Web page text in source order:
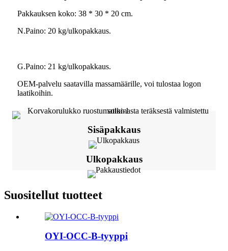
Pakkauksen koko: 38 * 30 * 20 cm.
N.Paino: 20 kg/ulkopakkaus.
G.Paino: 21 kg/ulkopakkaus.
OEM-palvelu saatavilla massamäärille, voi tulostaa logon
laatikoihin.
Sisäpakkaus
Ulkopakkaus
Suositellut tuotteet
OYI-OCC-B-tyyppi